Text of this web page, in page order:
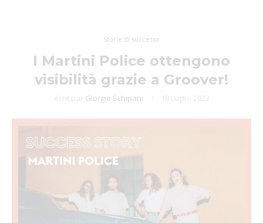
Storie di successo
I Martini Police ottengono
visibilità grazie a Groover!
écrit par Giorgio Schipani 18 Luglio 2022